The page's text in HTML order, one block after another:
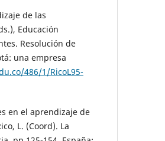
de las
Educación
Resolución de
una empresa
486/1/RicoL95-
en el aprendizaje de
L. (Coord). La